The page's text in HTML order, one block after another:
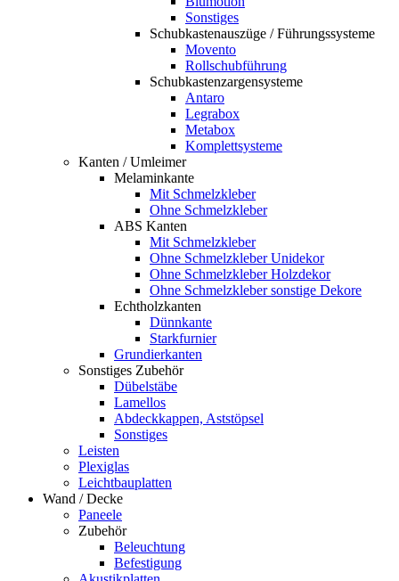
Sonstiges
Schubkastenauszüge / Führungssysteme
Movento
Rollschubführung
Schubkastenzargensysteme
Antaro
Legrabox
Metabox
Komplettsysteme
Kanten / Umleimer
Melaminkante
Mit Schmelzkleber
Ohne Schmelzkleber
ABS Kanten
Mit Schmelzkleber
Ohne Schmelzkleber Unidekor
Ohne Schmelzkleber Holzdekor
Ohne Schmelzkleber sonstige Dekore
Echtholzkanten
Dünnkante
Starkfurnier
Grundierkanten
Sonstiges Zubehör
Dübelstäbe
Lamellos
Abdeckkappen, Aststöpsel
Sonstiges
Leisten
Plexiglas
Leichtbauplatten
Wand / Decke
Paneele
Zubehör
Beleuchtung
Befestigung